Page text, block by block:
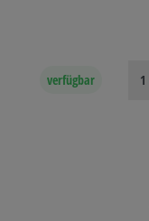
verfügbar